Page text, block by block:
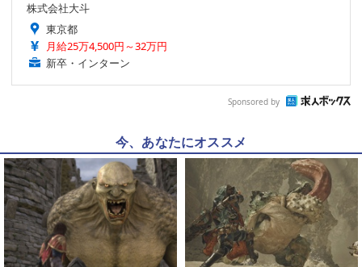
株式会社大斗
東京都
月給25万4,500円～32万円
新卒・インターン
Sponsored by
今、あなたにオススメ